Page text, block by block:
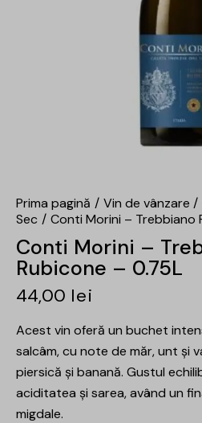
Prima pagină Vin de vânzare
Sec
Conti Morini – Trebbiano
Conti Morini –
Rubicone – 0.75L
44,00 lei
Acest vin oferă un buchet
salcâm, cu note de măr, unt și
piersică și banană. Gustul
aciditatea și sarea, având un
migdale.